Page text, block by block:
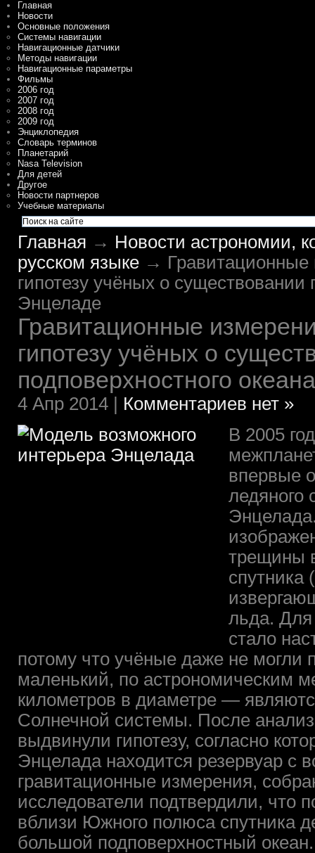
Главная
Новости
Основные положения
Системы навигации
Навигационные датчики
Методы навигации
Навигационные параметры
Фильмы
2006 год
2007 год
2008 год
2009 год
Энциклопедия
Словарь терминов
Планетарий
Nasa Television
Для детей
Другое
Новости партнеров
Учебные материалы
Главная → Новости астрономии,
русском языке → Гравитационные
гипотезу учёных о существовании
Энцеладе
Гравитационные
гипотезу учёных о
подповерхностного
4 Апр 2014 | Комментариев нет »
В 2005
впервые
ледяного
трещины
спутника
льда. Для
стало
потому что учёные даже не могли
маленький, по астрономическим
километров в диаметре —
Солнечной системы. После
выдвинули гипотезу, согласно
Энцелада находится резервуар с
гравитационные измерения,
исследователи подтвердили, что
вблизи Южного полюса спутника
большой подповерхностный океан.